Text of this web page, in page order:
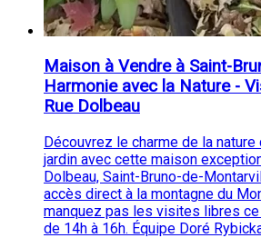
Maison à Vendre à Saint-
Harmonie avec la Nature -
Rue Dolbeau
Découvrez le charme de la
jardin avec cette maison
Dolbeau, Saint-Bruno-de-
accès direct à la montagne du
manquez pas les visites libres
de 14h à 16h. Équipe Doré